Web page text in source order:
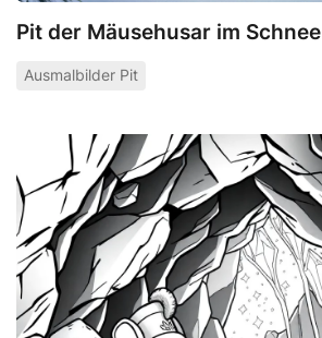
Pit der Mäusehusar im Schnee
Ausmalbilder Pit